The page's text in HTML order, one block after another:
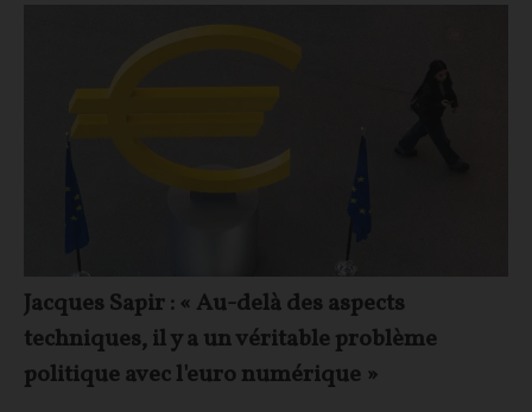
Jacques Sapir : « Au-delà des aspects
techniques, il y a un véritable problème
politique avec l'euro numérique »